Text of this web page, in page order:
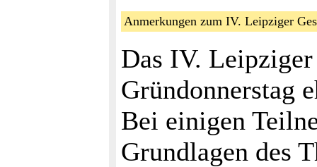
Anmerkungen zum IV. Leipziger
Das IV.
Gründonnerstag
Bei einigen
Grundlagen des